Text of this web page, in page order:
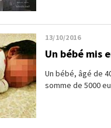
13/10/2016
Un bébé mis
Un bébé, âgé de
somme de 5000